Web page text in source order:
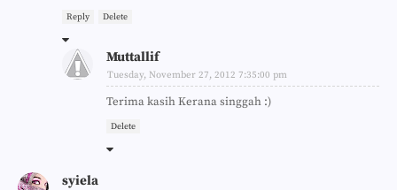
Reply Delete
Muttallif
Tuesday, November 27, 2012 7:35:00 pm
Terima kasih Kerana singgah :)
Delete
syiela